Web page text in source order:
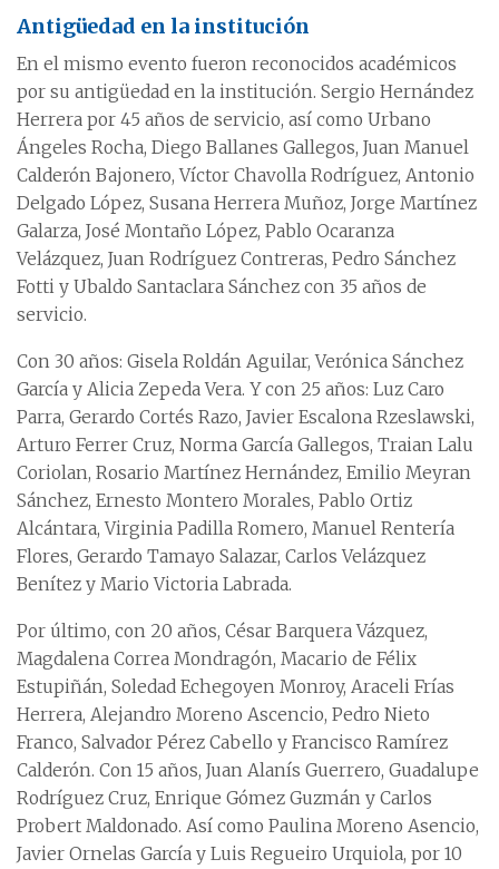
Antigüedad en la institución
En el mismo evento fueron reconocidos académicos
por su antigüedad en la institución. Sergio Hernández
Herrera por 45 años de servicio, así como Urbano
Ángeles Rocha, Diego Ballanes Gallegos, Juan Manuel
Calderón Bajonero, Víctor Chavolla Rodríguez, Antonio
Delgado López, Susana Herrera Muñoz, Jorge Martínez
Galarza, José Montaño López, Pablo Ocaranza
Velázquez, Juan Rodríguez Contreras, Pedro Sánchez
Fotti y Ubaldo Santaclara Sánchez con 35 años de
servicio.
Con 30 años: Gisela Roldán Aguilar, Verónica Sánchez
García y Alicia Zepeda Vera. Y con 25 años: Luz Caro
Parra, Gerardo Cortés Razo, Javier Escalona Rzeslawski,
Arturo Ferrer Cruz, Norma García Gallegos, Traian Lalu
Coriolan, Rosario Martínez Hernández, Emilio Meyran
Sánchez, Ernesto Montero Morales, Pablo Ortiz
Alcántara, Virginia Padilla Romero, Manuel Rentería
Flores, Gerardo Tamayo Salazar, Carlos Velázquez
Benítez y Mario Victoria Labrada.
Por último, con 20 años, César Barquera Vázquez,
Magdalena Correa Mondragón, Macario de Félix
Estupiñán, Soledad Echegoyen Monroy, Araceli Frías
Herrera, Alejandro Moreno Ascencio, Pedro Nieto
Franco, Salvador Pérez Cabello y Francisco Ramírez
Calderón. Con 15 años, Juan Alanís Guerrero, Guadalupe
Rodríguez Cruz, Enrique Gómez Guzmán y Carlos
Probert Maldonado. Así como Paulina Moreno Asencio,
Javier Ornelas García y Luis Regueiro Urquiola, por 10